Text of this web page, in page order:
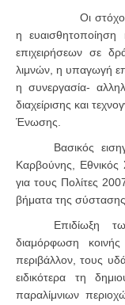
Οι στόχοι
η
επιχειρήσεων σε
λιμνών, η υπαγωγή
η συνεργασία-
διαχείρισης και
Ένωσης.
Βασικός
Καρβούνης,
για τους Πολίτες
βήματα της
Επιδίωξη
διαμόρφωση
περιβάλλον, τους
ειδικότερα τη
παραλίμνιων